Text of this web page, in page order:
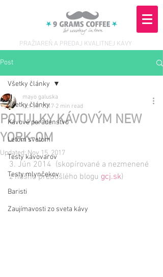
PRAŽIAREŇ A PREDAJ KVALITNEJ KÁVY
Post
Všetky články
Kávové poradenstvo
Letom svetom
Testy kávovarov
Testy mlynčekov
Baristi
Zaujímavosti zo sveta kávy
Všetky články
POTULKY KÁVOVÝM NEW
YORK-OM
mayo galuska
Oct 30, 2017 2 min read
Updated:Nov 15, 2017
3. Jún 2014  (skopírované a nezmenené
z nášho predošlého blogu gcj.sk)